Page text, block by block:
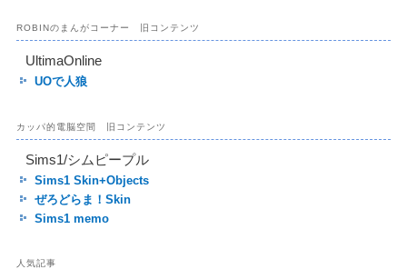
ROBINのまんがコーナー 旧コンテンツ
UltimaOnline
UOで人狼
カッパ的電脳空間 旧コンテンツ
Sims1/シムピープル
Sims1 Skin+Objects
ぜろどらま！Skin
Sims1 memo
人気記事